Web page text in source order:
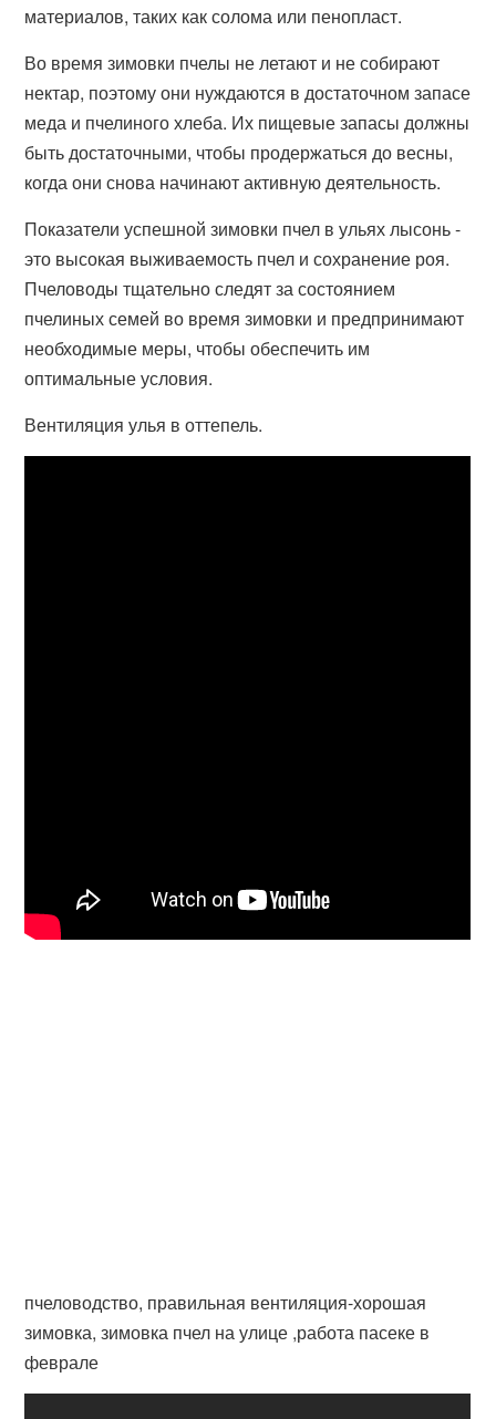
материалов, таких как солома или пенопласт.
Во время зимовки пчелы не летают и не собирают
нектар, поэтому они нуждаются в достаточном запасе
меда и пчелиного хлеба. Их пищевые запасы должны
быть достаточными, чтобы продержаться до весны,
когда они снова начинают активную деятельность.
Показатели успешной зимовки пчел в ульях лысонь -
это высокая выживаемость пчел и сохранение роя.
Пчеловоды тщательно следят за состоянием
пчелиных семей во время зимовки и предпринимают
необходимые меры, чтобы обеспечить им
оптимальные условия.
Вентиляция улья в оттепель.
пчеловодство, правильная вентиляция-хорошая
зимовка, зимовка пчел на улице ,работа пасеке в
феврале